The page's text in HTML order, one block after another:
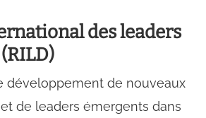
des leaders
développement de nouveaux
de leaders émergents dans